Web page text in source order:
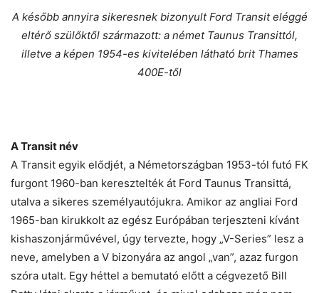
A később annyira sikeresnek bizonyult Ford Transit eléggé
eltérő szülőktől származott: a német Taunus Transittól,
illetve a képen 1954-es kivitelében látható brit Thames
400E-től
A Transit név
A Transit egyik elődjét, a Németországban 1953-tól futó FK
furgont 1960-ban keresztelték át Ford Taunus Transittá,
utalva a sikeres személyautójukra. Amikor az angliai Ford
1965-ban kirukkolt az egész Európában terjeszteni kívánt
kishaszonjárművével, úgy tervezte, hogy „V-Series” lesz a
neve, amelyben a V bizonyára az angol „van”, azaz furgon
szóra utalt. Egy héttel a bemutató előtt a cégvezető Bill